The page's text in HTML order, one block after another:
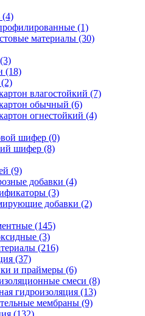
(4)
(1)
материалы (30)
(18)
влагостойкий (7)
обычный (6)
огнестойкий (4)
шифер (0)
шифер (8)
(9)
добавки (4)
(3)
добавки (2)
(145)
(3)
(216)
(37)
и праймеры (6)
смеси (8)
гидроизоляция (13)
мембраны (9)
(132)